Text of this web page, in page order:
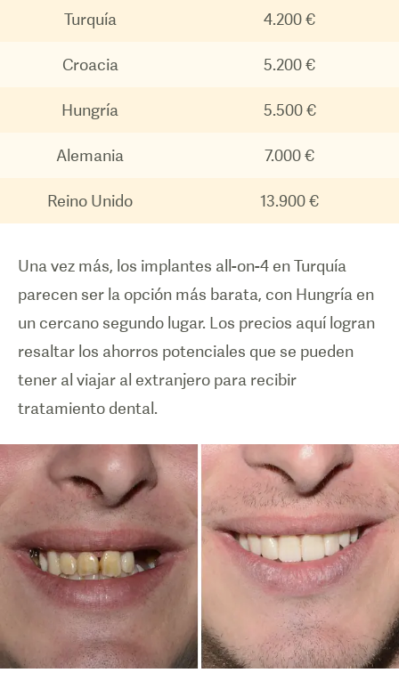
Turquía 4.200 €
Croacia 5.200 €
Hungría 5.500 €
Alemania 7.000 €
Reino Unido 13.900 €
Una vez más, los implantes all-on-4 en Turquía
parecen ser la opción más barata, con Hungría en
un cercano segundo lugar. Los precios aquí logran
resaltar los ahorros potenciales que se pueden
tener al viajar al extranjero para recibir
tratamiento dental.